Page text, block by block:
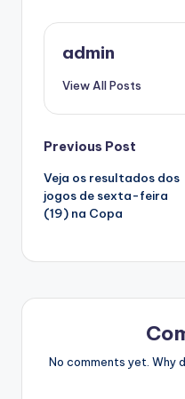
admin
View All Posts
Post
navigation
Previous Post
Veja os resultados dos
jogos de sexta-feira
(19) na Copa
No comments yet. Why